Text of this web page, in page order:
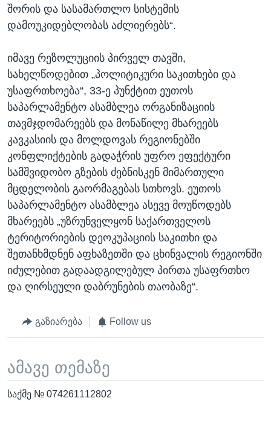
შორის და სასამართლო სისტემის
დამოუკიდებლობას აძლიერებს“.
იმავე რეზოლუციის პირველ თავში,
სახელწოდებით „პოლიტიკური საკითხები და
უსაფრთხოება“, 33-ე პუნქტით ეუთოს
საპარლამენტო ასამბლეა ორგანიზაციის
თავმჯდომარეებს და მონაწილე მხარეებს
კავკასიის და მოლდოვას რეგიონებში
კონფლიქტების გადაჭრის უფრო ეფექტური
სამშვიდობო გზების ძებნისკენ მიმართული
მცდელობის გაორმაგებას სთხოვს. ეუთოს
საპარლამენტო ასამბლეა ასევე მოუწოდებს
მხარეებს „უზრუნველყონ საქართველოს
ტერიტორიების დეოკუპაციის საკითხი და
შეთანხმდნენ აფხაზეთში და ცხინვალის რეგიონში
იძულებით გადაადგილებულ პირთა უსაფრთხო
და ღირსეული დაბრუნების თაობაზე“.
გაზიარება Follow us
ამავე თემაზე
საქმე № 074261112802